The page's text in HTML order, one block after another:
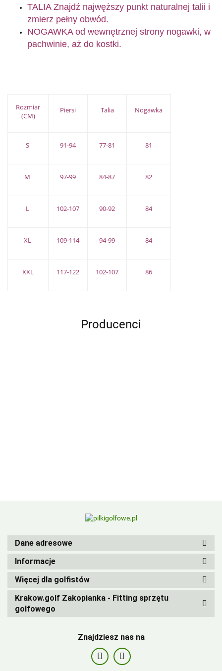
TALIA Znajdź najwęższy punkt naturalnej talii i
zmierz pełny obwód.
NOGAWKA od wewnętrznej strony nogawki, w
pachwinie, aż do kostki.
Rozmiar
(CM)
Piersi Talia Nogawka
S 91-94 77-81 81
M 97-99 84-87 82
L 102-107 90-92 84
XL 109-114 94-99 84
XXL 117-122 102-107 86
Producenci
Dane adresowe
Informacje
Więcej dla golfistów
Krakow.golf Zakopianka - Fitting sprzętu
golfowego
Znajdziesz nas na